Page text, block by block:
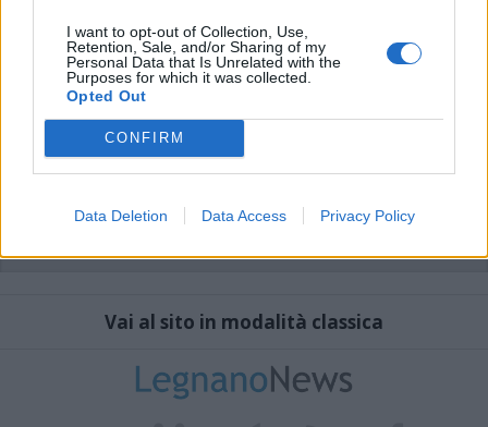
I want to opt-out of Collection, Use,
Retention, Sale, and/or Sharing of my
Personal Data that Is Unrelated with the
Purposes for which it was collected.
Opted Out
CONFIRM
Data Deletion Data Access Privacy Policy
Vai al sito in modalità classica